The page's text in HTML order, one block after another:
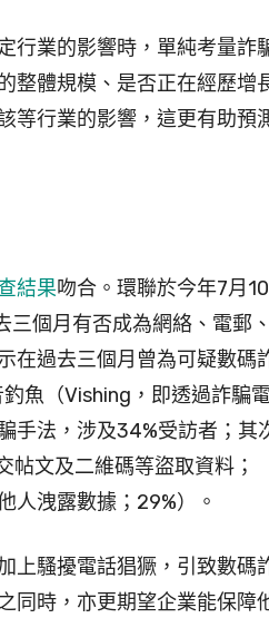
行業的影響時，單純考量詐
整體規模、是否正在經歷增
等行業的影響，這更有助預
結果吻合。環聯於今年7月
三個月有否成為網絡、電郵
在過去三個月曾為可疑數碼
魚（Vishing，即透過詐騙
手法，涉及34%受訪者；其
文及二維碼等盜取資料；
人洩露數據；29%）。
上騷擾電話猖獗，引致數碼
同時，亦更期望企業能保障